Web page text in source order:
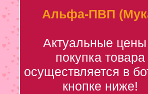
Альфа-ПВП
Актуальные
покупка товара
осуществляется в
кнопке ниже!